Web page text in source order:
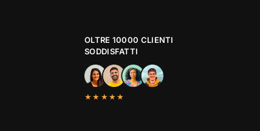
OLTRE 10000 CLIENTI
SODDISFATTI
★★★★★